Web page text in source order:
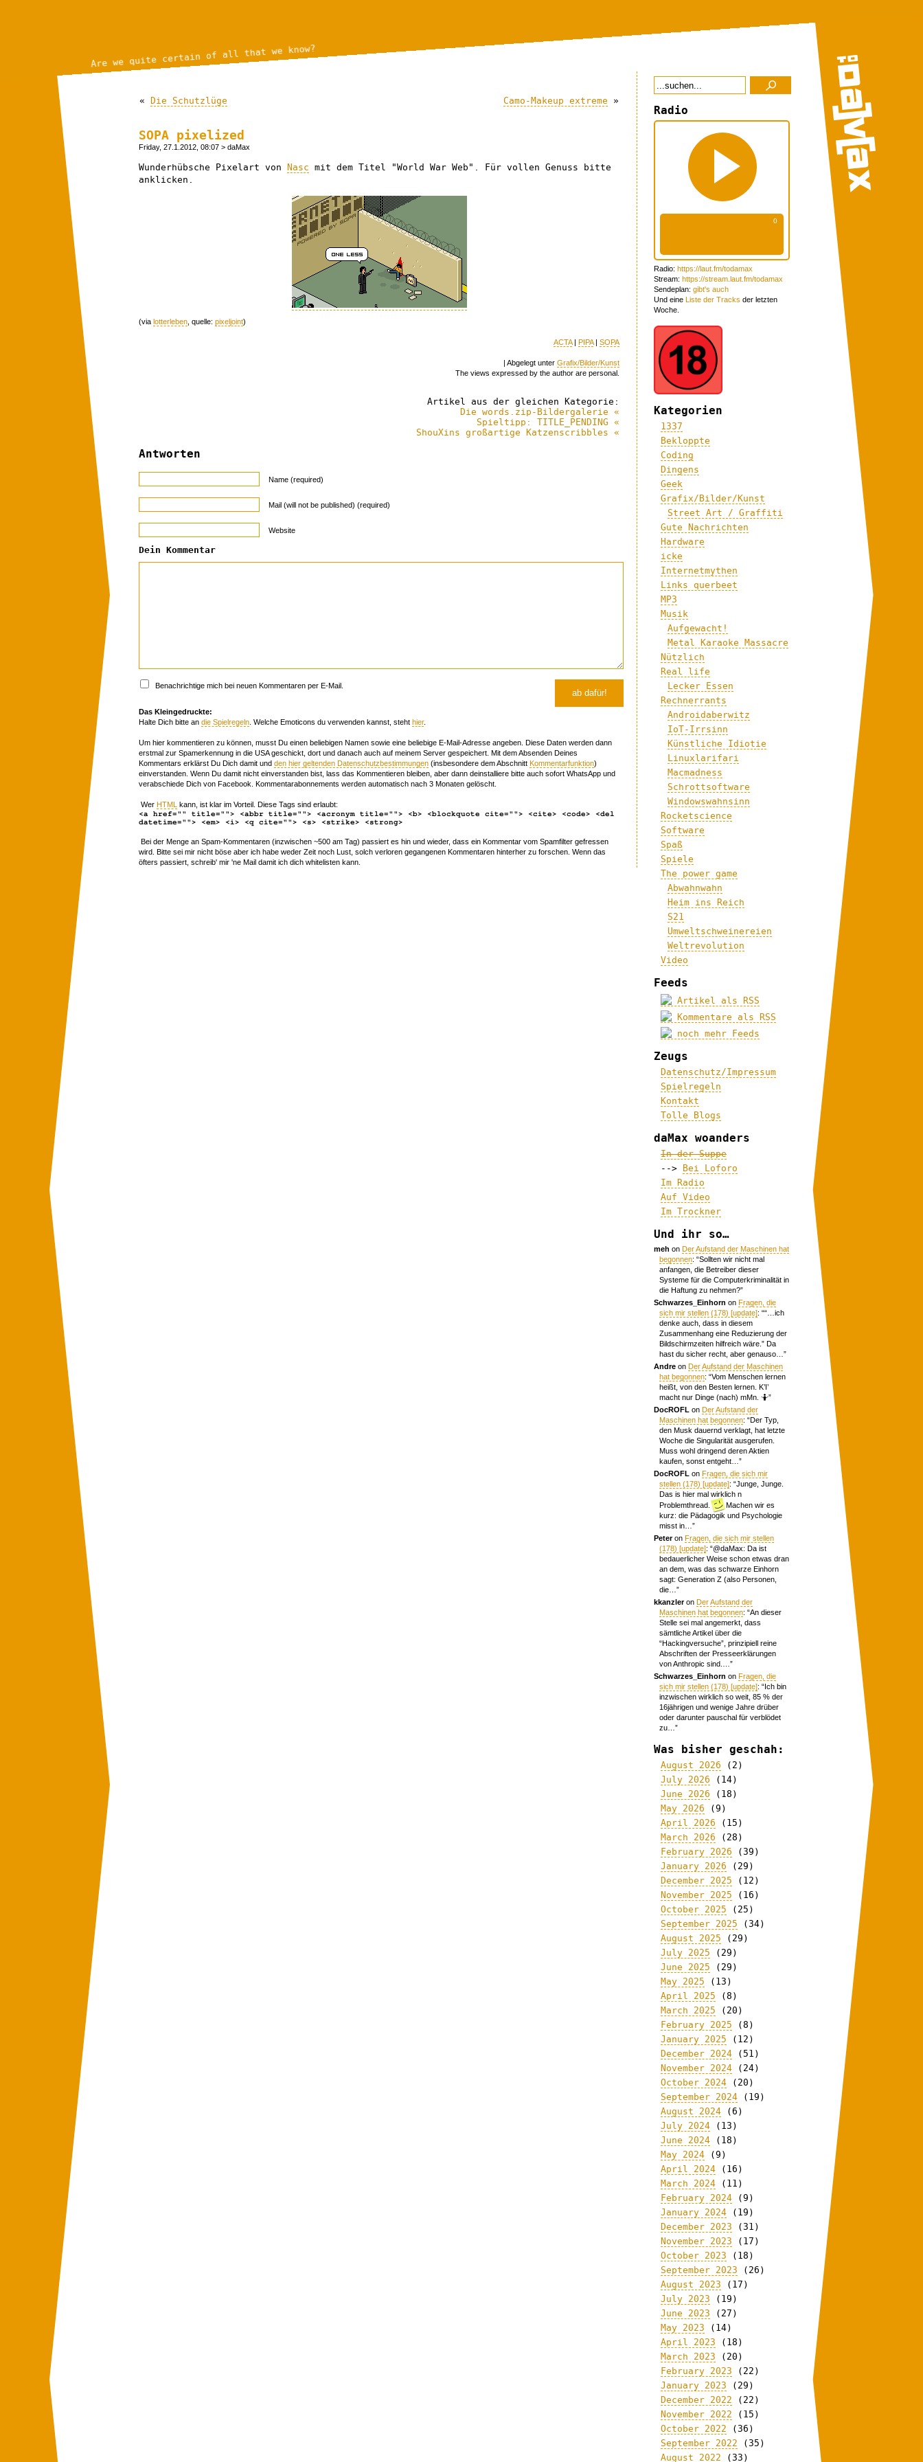
Are we quite certain of all that we know?
« Die Schutzlüge Camo-Makeup extreme »
SOPA pixelized
Friday, 27.1.2012, 08:07 > daMax
Wunderhübsche Pixelart von Nasc mit dem Titel "World War Web". Für vollen Genuss bitte
anklicken.
(via lotterleben , quelle: pixeljoint)
ACTA| PIPA| SOPA
| Abgelegt unter Grafix/Bilder/Kunst
The views expressed by the author are personal.
Artikel aus der gleichen Kategorie:
Die words.zip-Bildergalerie «
Spieltipp: TITLE_PENDING «
ShouXins großartige Katzenscribbles «
Antworten
Name (required)
Mail (will not be published) (required)
Website
Dein Kommentar
Benachrichtige mich bei neuen Kommentaren per E-Mail.
Das Kleingedruckte:
Halte Dich bitte an die Spielregeln . Welche Emoticons du verwenden kannst, steht hier.
Um hier kommentieren zu können, musst Du einen beliebigen Namen sowie eine beliebige E-Mail-Adresse angeben. Diese Daten werden dann
erstmal zur Spamerkennung in die USA geschickt, dort und danach auch auf meinem Server gespeichert. Mit dem Absenden Deines
Kommentars erklärst Du Dich damit und den hier geltenden Datenschutzbestimmungen (insbesondere dem Abschnitt Kommentarfunktion)
einverstanden. Wenn Du damit nicht einverstanden bist, lass das Kommentieren bleiben, aber dann deinstalliere bitte auch sofort WhatsApp und
verabschiede Dich von Facebook. Kommentarabonnements werden automatisch nach 3 Monaten gelöscht.
Wer HTML kann, ist klar im Vorteil. Diese Tags sind erlaubt:
<a href="" title=""> <abbr title=""> <acronym title=""> <b> <blockquote cite=""> <cite> <code> <del
datetime=""> <em> <i> <q cite=""> <s> <strike> <strong>
Bei der Menge an Spam-Kommentaren (inzwischen ~500 am Tag) passiert es hin und wieder, dass ein Kommentar vom Spamfilter gefressen
wird. Bitte sei mir nicht böse aber ich habe weder Zeit noch Lust, solch verloren gegangenen Kommentaren hinterher zu forschen. Wenn das
öfters passiert, schreib' mir 'ne Mail damit ich dich whitelisten kann.
Radio
Radio: https://laut.fm/todamax
Stream: https://stream.laut.fm/todamax
Sendeplan: gibt's auch
Und eine Liste der Tracks der letzten
Woche.
Kategorien
1337
Bekloppte
Coding
Dingens
Geek
Grafix/Bilder/Kunst
Street Art / Graffiti
Gute Nachrichten
Hardware
icke
Internetmythen
Links querbeet
MP3
Musik
Aufgewacht!
Metal Karaoke Massacre
Nützlich
Real life
Lecker Essen
Rechnerrants
Androidaberwitz
IoT-Irrsinn
Künstliche Idiotie
Linuxlarifari
Macmadness
Schrottsoftware
Windowswahnsinn
Rocketscience
Software
Spaß
Spiele
The power game
Abwahnwahn
Heim ins Reich
S21
Umweltschweinereien
Weltrevolution
Video
Feeds
Artikel als RSS
Kommentare als RSS
noch mehr Feeds
Zeugs
Datenschutz/Impressum
Spielregeln
Kontakt
Tolle Blogs
daMax woanders
In der Suppe
-->
Bei Loforo
Im Radio
Auf Video
Im Trockner
Und ihr so…
meh onDer Aufstand der Maschinen hat
begonnen: “Sollten wir nicht mal
anfangen, die Betreiber dieser
Systeme für die Computerkriminalität in
die Haftung zu nehmen?”
Schwarzes_Einhorn onFragen, die
sich mir stellen (178) [update]: ““…ich
denke auch, dass in diesem
Zusammenhang eine Reduzierung der
Bildschirmzeiten hilfreich wäre.” Da
hast du sicher recht, aber genauso… ”
Andre onDer Aufstand der Maschinen
hat begonnen: “Vom Menschen lernen
heißt, von den Besten lernen. K’I’
macht nur Dinge (nach) mMn. 🤷”
DocROFL onDer Aufstand der
Maschinen hat begonnen: “Der Typ,
den Musk dauernd verklagt, hat letzte
Woche die Singularität ausgerufen.
Muss wohl dringend deren Aktien
kaufen, sonst entgeht… ”
DocROFL onFragen, die sich mir
stellen (178) [update]: “Junge, Junge.
Das is hier mal wirklich n
Problemthread.
Machen wir es
kurz: die Pädagogik und Psychologie
misst in… ”
PeteronFragen, die sich mir stellen
(178) [update]: “@daMax: Da ist
bedauerlicher Weise schon etwas dran
an dem, was das schwarze Einhorn
sagt: Generation Z (also Personen,
die… ”
kkanzleronDer Aufstand der
Maschinen hat begonnen: “An dieser
Stelle sei mal angemerkt, dass
sämtliche Artikel über die
“Hackingversuche”, prinzipiell reine
Abschriften der Presseerklärungen
von Anthropic sind.… ”
Schwarzes_Einhorn onFragen, die
sich mir stellen (178) [update]: “Ich bin
inzwischen wirklich so weit, 85 % der
16jährigen und wenige Jahre drüber
oder darunter pauschal für verblödet
zu… ”
Was bisher geschah:
August 2026 (2)
July 2026 (14)
June 2026 (18)
May 2026 (9)
April 2026 (15)
March 2026 (28)
February 2026 (39)
January 2026 (29)
December 2025 (12)
November 2025 (16)
October 2025 (25)
September 2025 (34)
August 2025 (29)
July 2025 (29)
June 2025 (29)
May 2025 (13)
April 2025 (8)
March 2025 (20)
February 2025 (8)
January 2025 (12)
December 2024 (51)
November 2024 (24)
October 2024 (20)
September 2024 (19)
August 2024 (6)
July 2024 (13)
June 2024 (18)
May 2024 (9)
April 2024 (16)
March 2024 (11)
February 2024 (9)
January 2024 (19)
December 2023 (31)
November 2023 (17)
October 2023 (18)
September 2023 (26)
August 2023 (17)
July 2023 (19)
June 2023 (27)
May 2023 (14)
April 2023 (18)
March 2023 (20)
February 2023 (22)
January 2023 (29)
December 2022 (22)
November 2022 (15)
October 2022 (36)
September 2022 (35)
August 2022 (33)